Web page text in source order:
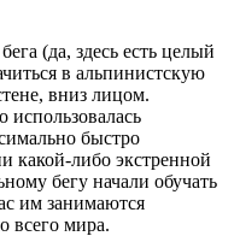
(да, здесь есть целый
в альпинистскую
вниз лицом.
использовалась
быстро
какой-либо экстренной
бегу начали обучать
им занимаются
всего мира.